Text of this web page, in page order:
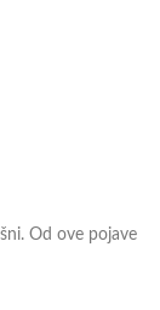
Od ove pojave